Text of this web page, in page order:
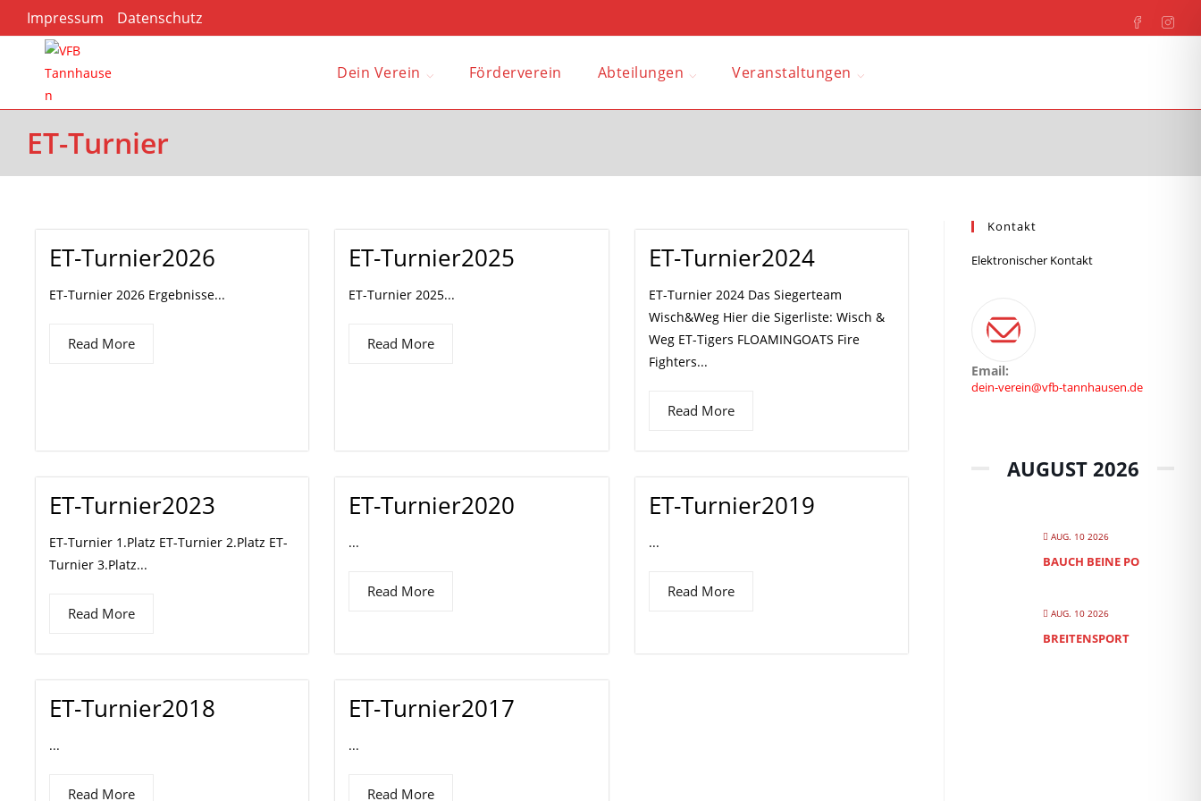
Impressum Datenschutz
Dein Verein Förderverein Abteilungen Veranstaltungen
ET-Turnier
ET-Turnier2026
ET-Turnier 2026 Ergebnisse...
Read More
ET-Turnier2025
ET-Turnier 2025...
Read More
ET-Turnier2024
ET-Turnier 2024 Das Siegerteam
Wisch&Weg Hier die Sigerliste: Wisch &
Weg ET-Tigers FLOAMINGOATS Fire
Fighters...
Read More
ET-Turnier2023
ET-Turnier 1.Platz ET-Turnier 2.Platz ET-
Turnier 3.Platz...
Read More
ET-Turnier2020
...
Read More
ET-Turnier2019
...
Read More
ET-Turnier2018
...
Read More
ET-Turnier2017
...
Read More
Kontakt
Elektronischer Kontakt
Email:
dein-verein@vfb-tannhausen.de
AUGUST 2026
AUG. 10 2026
BAUCH BEINE PO
AUG. 10 2026
BREITENSPORT